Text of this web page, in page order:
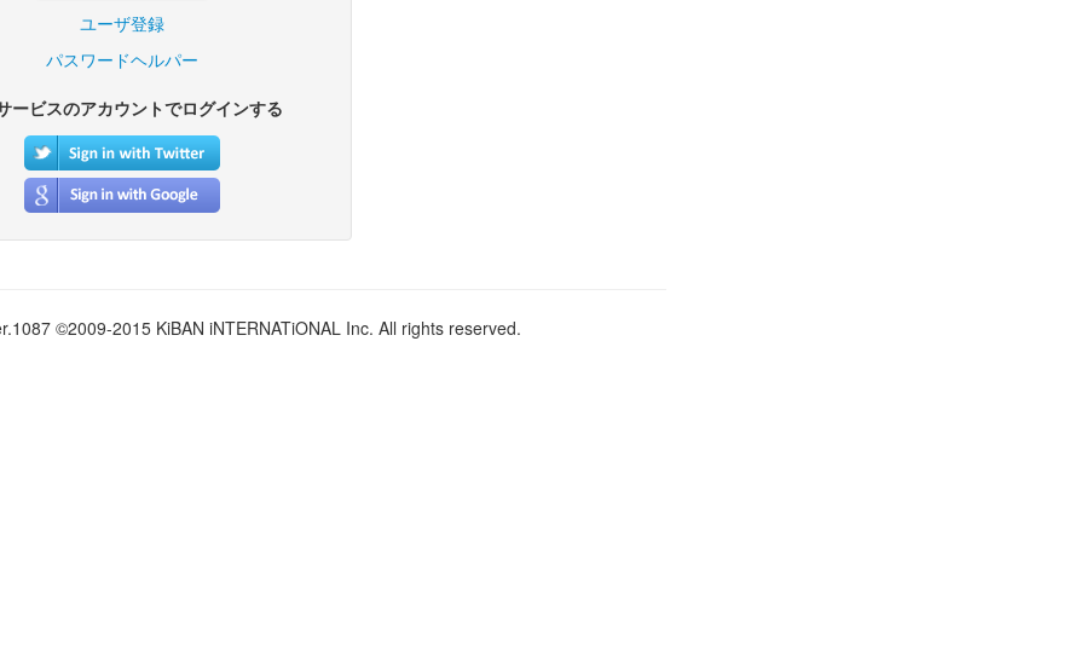
ユーザ登録
パスワードヘルパー
ービスのアカウントでログインする
©2009-2015 KiBAN iNTERNATiONAL Inc. All rights reserved.